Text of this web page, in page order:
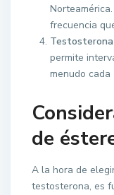
frecuencia
permite
menudo cada
de
A la hora de
testosterona, es